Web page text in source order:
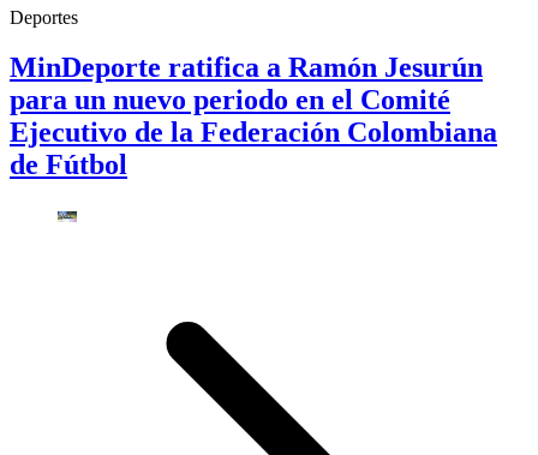
Deportes
MinDeporte ratifica a Ramón Jesurún
para un nuevo periodo en el Comité
Ejecutivo de la Federación Colombiana
de Fútbol